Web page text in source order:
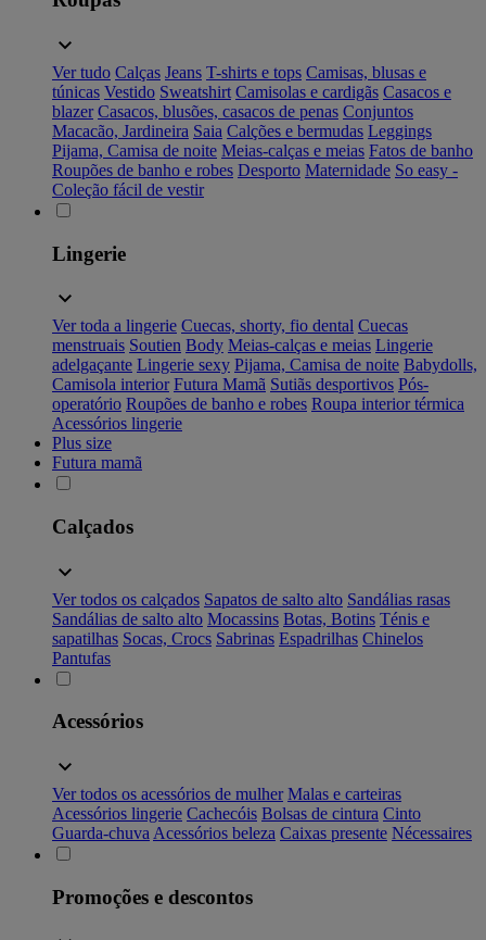
Ver tudo Calças Jeans T-shirts e tops Camisas, blusas e
túnicas Vestido Sweatshirt Camisolas e cardigãs Casacos e
blazer Casacos, blusões, casacos de penas Conjuntos
Macacão, Jardineira Saia Calções e bermudas Leggings
Pijama, Camisa de noite Meias-calças e meias Fatos de banho
Roupões de banho e robes Desporto Maternidade So easy -
Coleção fácil de vestir
Lingerie
Ver toda a lingerie Cuecas, shorty, fio dental Cuecas
menstruais Soutien Body Meias-calças e meias Lingerie
adelgaçante Lingerie sexy Pijama, Camisa de noite Babydolls,
Camisola interior Futura Mamã Sutiãs desportivos Pós-
operatório Roupões de banho e robes Roupa interior térmica
Acessórios lingerie
Plus size
Futura mamã
Calçados
Ver todos os calçados Sapatos de salto alto Sandálias rasas
Sandálias de salto alto Mocassins Botas, Botins Ténis e
sapatilhas Socas, Crocs Sabrinas Espadrilhas Chinelos
Pantufas
Acessórios
Ver todos os acessórios de mulher Malas e carteiras
Acessórios lingerie Cachecóis Bolsas de cintura Cinto
Guarda-chuva Acessórios beleza Caixas presente Nécessaires
Promoções e descontos